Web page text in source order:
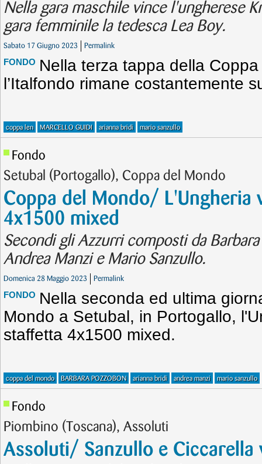
Nella gara maschile vince l'ungherese
gara femminile la tedesca Lea Boy.
Sabato 17 Giugno 2023 Permalink
FONDO Nella terza tappa della
l’Italfondo rimane costantemente
coppa len MARCELLO GUIDI arianna bridi mario sanzullo
Fondo
Setubal (Portogallo), Coppa del Mondo
Coppa del Mondo/ L'Ungheria
4x1500 mixed
Secondi gli Azzurri composti da
Andrea Manzi e Mario Sanzullo.
Domenica 28 Maggio 2023 Permalink
FONDO Nella seconda ed ultima
Mondo a Setubal, in Portogallo,
staffetta 4x1500 mixed.
coppa del mondo BARBARA POZZOBON arianna bridi andrea manzi mario sanzullo
Fondo
Piombino (Toscana), Assoluti
Assoluti/ Sanzullo e Ciccarella